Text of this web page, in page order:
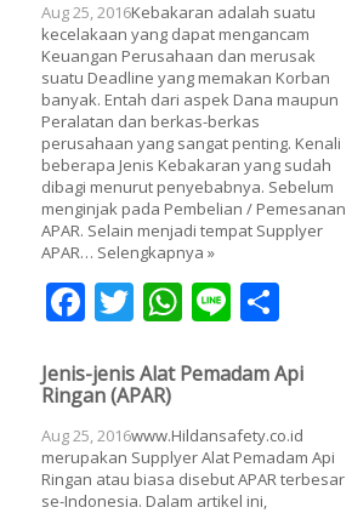
Aug 25, 2016Kebakaran adalah suatu
kecelakaan yang dapat mengancam
Keuangan Perusahaan dan merusak
suatu Deadline yang memakan Korban
banyak. Entah dari aspek Dana maupun
Peralatan dan berkas-berkas
perusahaan yang sangat penting. Kenali
beberapa Jenis Kebakaran yang sudah
dibagi menurut penyebabnya. Sebelum
menginjak pada Pembelian / Pemesanan
APAR. Selain menjadi tempat Supplyer
APAR… Selengkapnya »
Facebook
Twitter
WhatsApp
Line
Jenis-jenis Alat Pemadam Api
Ringan (APAR)
Aug 25, 2016www.Hildansafety.co.id
merupakan Supplyer Alat Pemadam Api
Ringan atau biasa disebut APAR terbesar
se-Indonesia. Dalam artikel ini,